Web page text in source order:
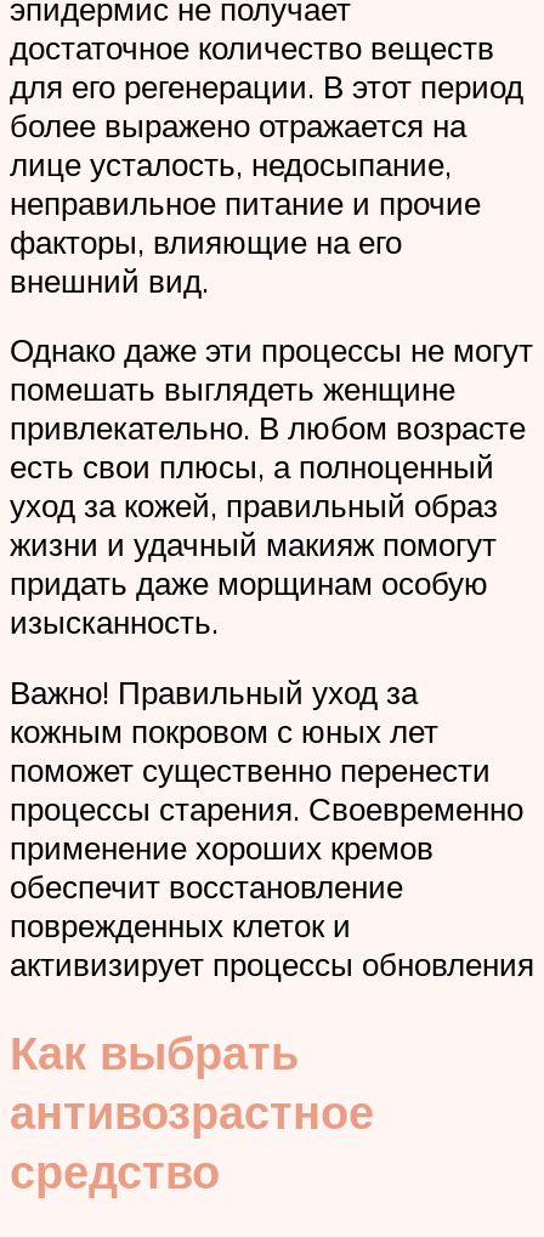
эпидермис не получает
достаточное количество веществ
для его регенерации. В этот период
более выражено отражается на
лице усталость, недосыпание,
неправильное питание и прочие
факторы, влияющие на его
внешний вид.
Однако даже эти процессы не могут
помешать выглядеть женщине
привлекательно. В любом возрасте
есть свои плюсы, а полноценный
уход за кожей, правильный образ
жизни и удачный макияж помогут
придать даже морщинам особую
изысканность.
Важно! Правильный уход за
кожным покровом с юных лет
поможет существенно перенести
процессы старения. Своевременно
применение хороших кремов
обеспечит восстановление
поврежденных клеток и
активизирует процессы обновления
Как выбрать
антивозрастное
средство